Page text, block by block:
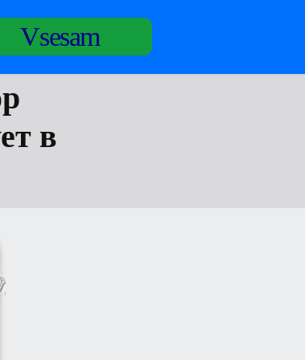
Vsesam
в